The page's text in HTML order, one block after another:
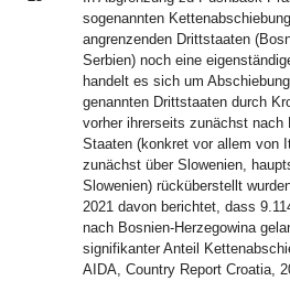
sogenannten
angrenzenden Drittstaaten
Serbien) noch eine
handelt es sich um
genannten Drittstaaten durch
vorher ihrerseits zunächst nach
Staaten (konkret vor allem von
zunächst über Slowenien,
Slowenien) rücküberstellt
2021 davon berichtet, dass
nach Bosnien-Herzegowina
signifikanter Anteil
AIDA, Country Report Croatia,